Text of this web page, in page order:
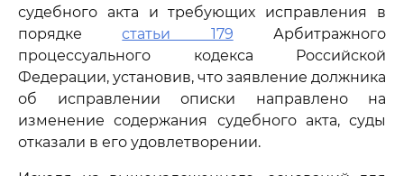
судебного акта и требующих исправления в
порядкестатьи 179 Арбитражного
процессуального кодекса Российской
Федерации, установив, что заявление должника
об исправлении описки направлено на
изменение содержания судебного акта, суды
отказали в его удовлетворении.